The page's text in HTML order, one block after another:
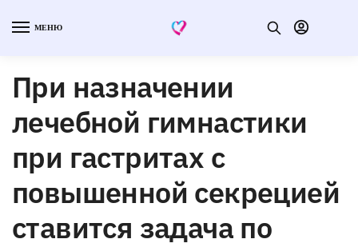
МЕНЮ
При назначении
лечебной гимнастики
при гастритах с
повышенной секрецией
ставится задача по